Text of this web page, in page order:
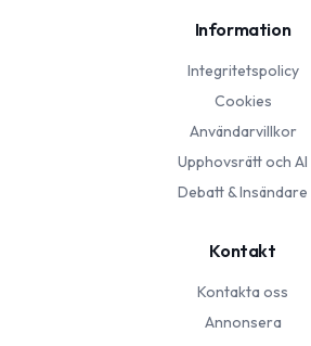
Information
Integritetspolicy
Cookies
Användarvillkor
Upphovsrätt och AI
Debatt & Insändare
Kontakt
Kontakta oss
Annonsera